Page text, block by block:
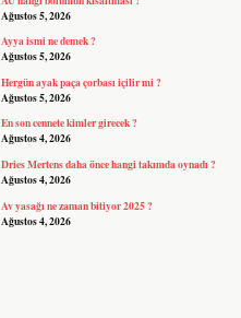
Ağustos 5, 2026
Ayya ismi ne demek ?
Ağustos 5, 2026
Hergün ayak paça çorbası içilir mi ?
Ağustos 5, 2026
En son cennete kimler girecek ?
Ağustos 4, 2026
Dries Mertens daha önce hangi takımda oynadı ?
Ağustos 4, 2026
Av yasağı ne zaman bitiyor 2025 ?
Ağustos 4, 2026